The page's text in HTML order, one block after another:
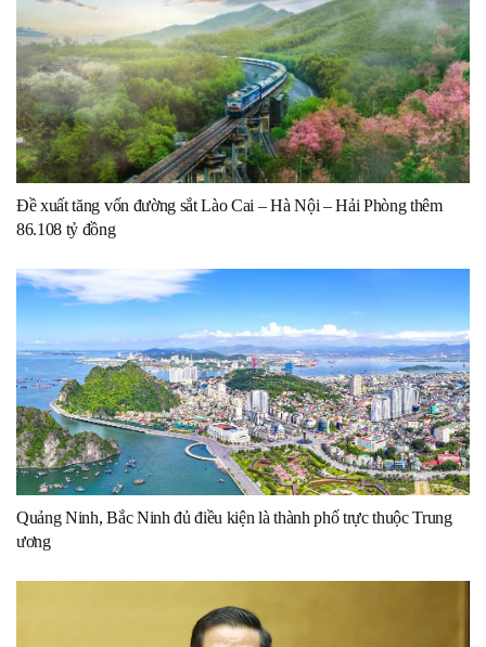
Đề xuất tăng vốn đường sắt Lào Cai – Hà Nội – Hải Phòng thêm
86.108 tỷ đồng
Quảng Ninh, Bắc Ninh đủ điều kiện là thành phố trực thuộc Trung
ương